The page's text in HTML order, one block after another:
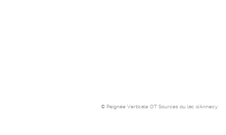
© Peignée Verticale OT Sources du lac d'Annecy